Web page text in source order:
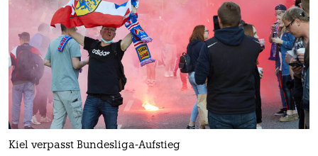
Kiel verpasst Bundesliga-Aufstieg